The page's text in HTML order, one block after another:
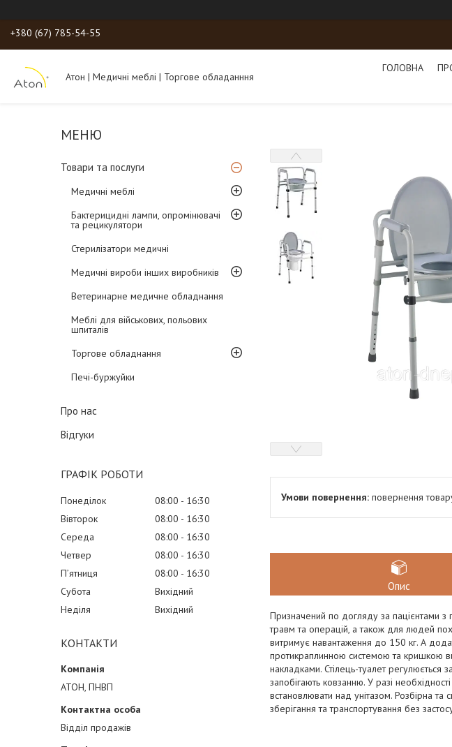
+380 (67) 785-54-55
Атон | Медичні меблі | Торгове обладанння
ГОЛОВНА
Товари та послуги
Медичні меблі
Бактерицидні лампи, опромінювачі
та рецикулятори
Стерилізатори медичні
Медичні вироби інших виробників
Ветеринарне медичне обладнання
Меблі для військових, польових
шпиталів
Торгове обладнання
Печі-буржуйки
Про нас
Відгуки
ГРАФІК РОБОТИ
Понеділок 08:00
16:30
Вівторок
08:00
16:30
Середа
08:00
16:30
Четвер
08:00
16:30
Пʼятниця
08:00
16:30
Субота
Вихідний
Неділя
Вихідний
КОНТАКТИ
АТОН, ПНВП
Відділ продажів
повернення
Опис
Призначений по догляду за пацієнтами з
травм та операцій, а також для людей
витримує навантаження до 150 кг. А
протикраплинною системою та кришкою
накладками. Стілець-туалет регулюється
запобігають ковзанню. У разі
встановлювати над унітазом. Розбірна та
зберігання та транспортування без